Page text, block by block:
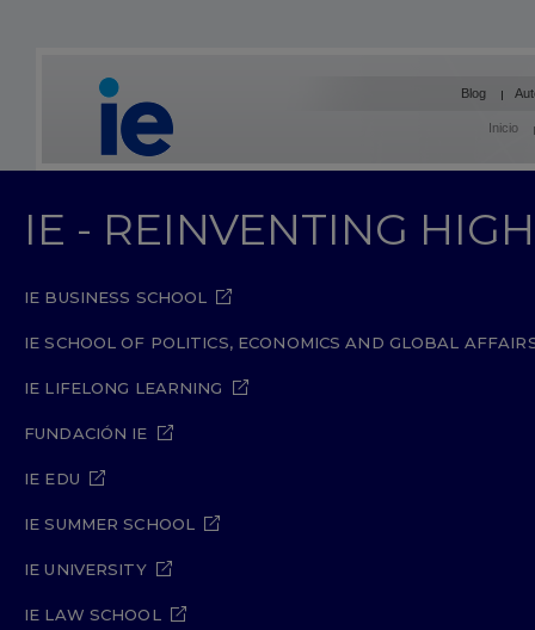
Blog
Inicio
IE - REINVENTING
IE BUSINESS SCHOOL
IE SCHOOL OF POLITICS, ECONOMICS AND GLOBAL
IE LIFELONG LEARNING
FUNDACIÓN IE
IE EDU
IE SUMMER SCHOOL
IE UNIVERSITY
IE LAW SCHOOL